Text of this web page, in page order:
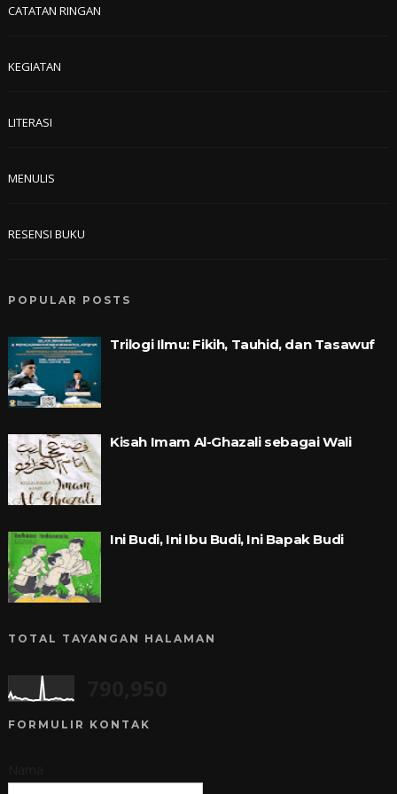
CATATAN RINGAN
KEGIATAN
LITERASI
MENULIS
RESENSI BUKU
POPULAR POSTS
Trilogi Ilmu: Fikih, Tauhid, dan Tasawuf
Kisah Imam Al-Ghazali sebagai Wali
Ini Budi, Ini Ibu Budi, Ini Bapak Budi
TOTAL TAYANGAN HALAMAN
FORMULIR KONTAK